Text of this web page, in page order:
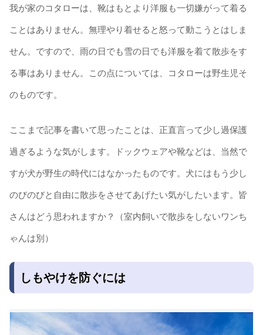
我が家のコタローは、靴はもとより洋服も一切嫌がって着る
ことはありません。無理やり着せると怒って動こうとはしま
せん。ですので、雨の日でも雪の日でも洋服を着て散歩をす
る事はありません。この点については、コタローは野生児そ
のものです。
ここまで記事を書いて思ったことは、正直言って少し過保護
過ぎるような気がします。ドックウェアや靴などは、当然で
すが犬が野生の時代にはなかったものです。犬にはもう少し
のびのびと自由に散歩をさせてあげたい気がしたいます。皆
さんはどう思われますか？（室内飼いで散歩をしないワンち
ゃんは別）
しもやけを防ぐには